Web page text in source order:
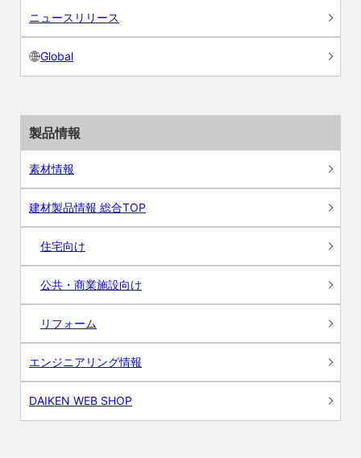
ニュースリリース
Global
製品情報
素材情報
建材製品情報 総合TOP
住宅向け
公共・商業施設向け
リフォーム
エンジニアリング情報
DAIKEN WEB SHOP